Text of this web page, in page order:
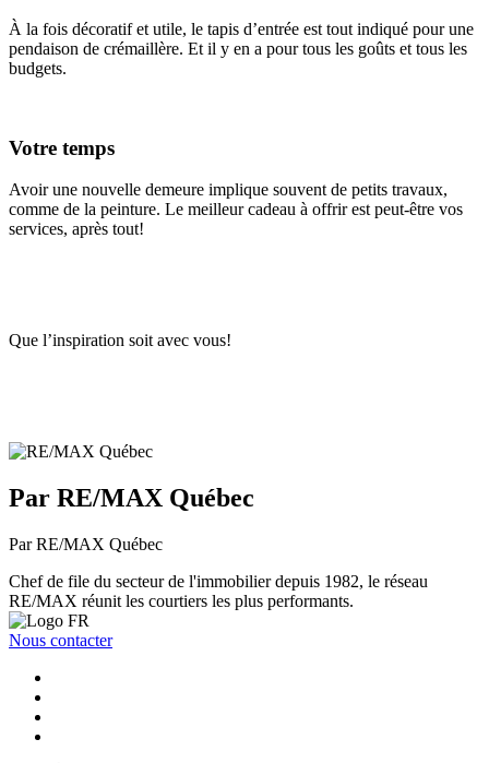
À la fois décoratif et utile, le tapis d’entrée est tout indiqué pour une
pendaison de crémaillère. Et il y en a pour tous les goûts et tous les
budgets.
Votre temps
Avoir une nouvelle demeure implique souvent de petits travaux,
comme de la peinture. Le meilleur cadeau à offrir est peut-être vos
services, après tout!
Que l’inspiration soit avec vous!
Par RE/MAX Québec
Par RE/MAX Québec
Chef de file du secteur de l'immobilier depuis 1982, le réseau
RE/MAX réunit les courtiers les plus performants.
Nous contacter